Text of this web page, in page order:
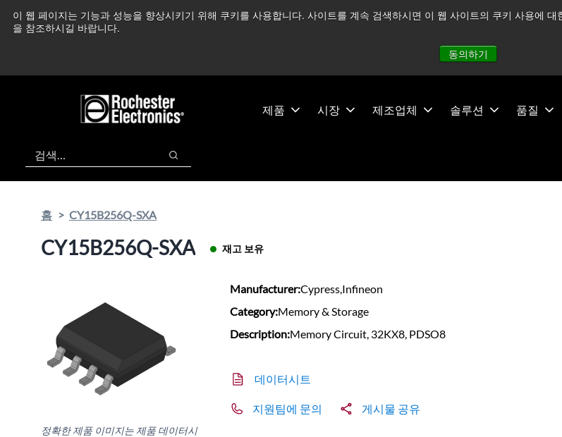
이 웹 페이지는 기능과 성능을 향상시키기 위해 쿠키를 사용합니다. 사이트를 계속 검색하시면 이 웹 사이트의 쿠키 사용에
을 참조하시길 바랍니다.
동의하기
츠
건
중동 지역 상황을 지속적으로 주시하고 있으며, 모든 서비스는 정상적으
제품 시장 제조업체 솔루션 품질
검색
검색
홈 CY15B256Q-SXA
CY15B256Q-SXA 재고 보유
정확한 제품 이미지는 제품 데이터시
Manufacturer:Cypress,Infineon
Category:Memory & Storage
Description:Memory Circuit, 32KX8, PDSO8
데이터시트
지원팀에 문의 게시물 공유